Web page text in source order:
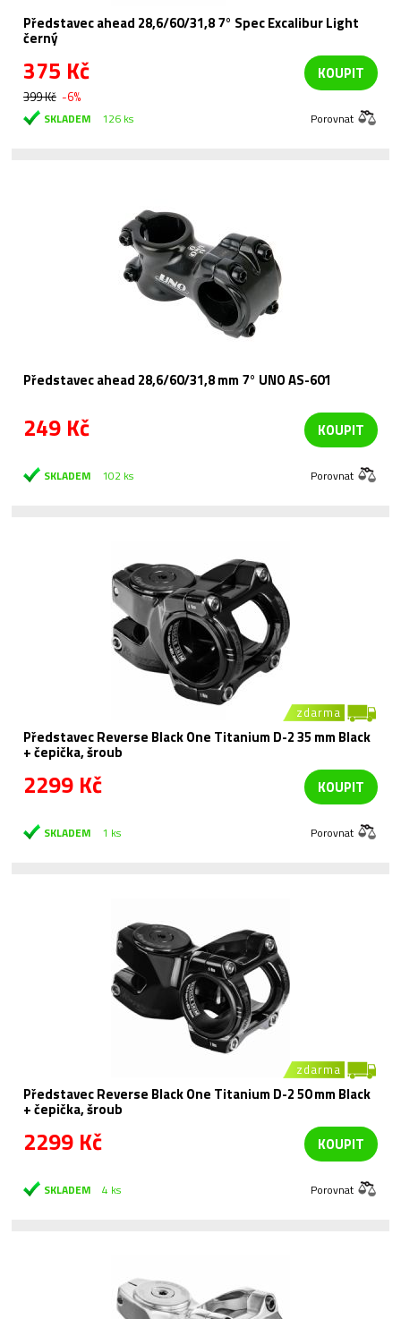
Představec ahead 28,6/60/31,8 7° Spec Excalibur Light
černý
375 Kč
399 Kč -6%
KOUPIT
SKLADEM 126 ks Porovnat
Představec ahead 28,6/60/31,8 mm 7° UNO AS-601
249 Kč KOUPIT
SKLADEM 102 ks Porovnat
zdarma
Představec Reverse Black One Titanium D-2 35 mm Black
+ čepička, šroub
2299 Kč KOUPIT
SKLADEM 1 ks Porovnat
zdarma
Představec Reverse Black One Titanium D-2 50 mm Black
+ čepička, šroub
2299 Kč KOUPIT
SKLADEM 4 ks Porovnat